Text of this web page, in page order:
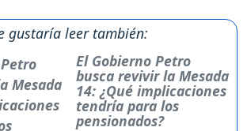
gustaría leer también:
El Gobierno Petro
busca revivir la Mesada
14: ¿Qué implicaciones
tendría para los
pensionados?